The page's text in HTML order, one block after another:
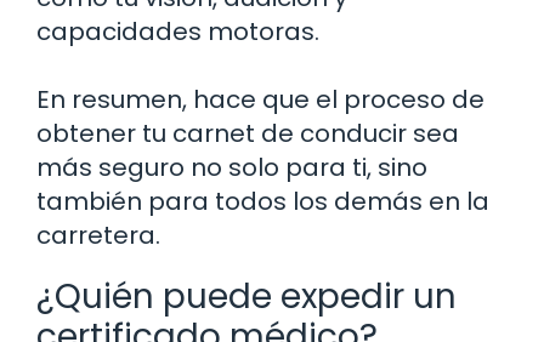
capacidades motoras.
En resumen, hace que el proceso de
obtener tu carnet de conducir sea
más seguro no solo para ti, sino
también para todos los demás en la
carretera.
¿Quién puede expedir un